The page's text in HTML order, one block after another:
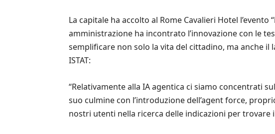
La capitale ha accolto al Rome Cavalieri Hotel
amministrazione ha incontrato l’innovazione con le
semplificare non solo la vita del cittadino, ma anche
ISTAT:
“Relativamente alla IA agentica ci siamo concentrati
suo culmine con l’introduzione dell’agent force,
nostri utenti nella ricerca delle indicazioni per trovare